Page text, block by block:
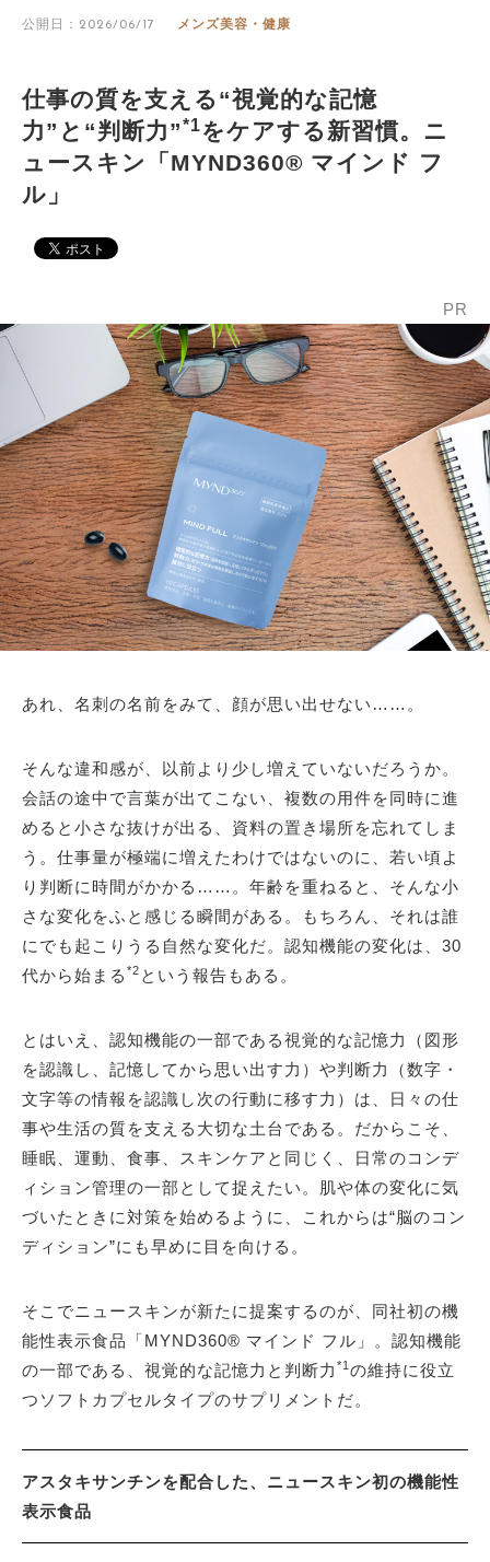
公開日：2026/06/17 メンズ美容・健康
仕事の質を支える“視覚的な記憶
力”と“判断力”*1をケアする新習慣。ニ
ュースキン「MYND360® マインド フ
ル」
PR
あれ、名刺の名前をみて、顔が思い出せない……。
そんな違和感が、以前より少し増えていないだろうか。
会話の途中で言葉が出てこない、複数の用件を同時に進
めると小さな抜けが出る、資料の置き場所を忘れてしま
う。仕事量が極端に増えたわけではないのに、若い頃よ
り判断に時間がかかる……。年齢を重ねると、そんな小
さな変化をふと感じる瞬間がある。もちろん、それは誰
にでも起こりうる自然な変化だ。認知機能の変化は、30
代から始まる *2 という報告もある。
とはいえ、認知機能の一部である視覚的な記憶力（図形
を認識し、記憶してから思い出す力）や判断力（数字・
文字等の情報を認識し次の行動に移す力）は、日々の仕
事や生活の質を支える大切な土台である。だからこそ、
睡眠、運動、食事、スキンケアと同じく、日常のコンデ
ィション管理の一部として捉えたい。肌や体の変化に気
づいたときに対策を始めるように、これからは“脳のコン
ディション”にも早めに目を向ける。
そこでニュースキンが新たに提案するのが、同社初の機
能性表示食品「MYND360® マインド フル」。認知機能
の一部である、視覚的な記憶力と判断力 *1の維持に役立
つソフトカプセルタイプのサプリメントだ。
アスタキサンチンを配合した、ニュースキン初の機能性
表示食品